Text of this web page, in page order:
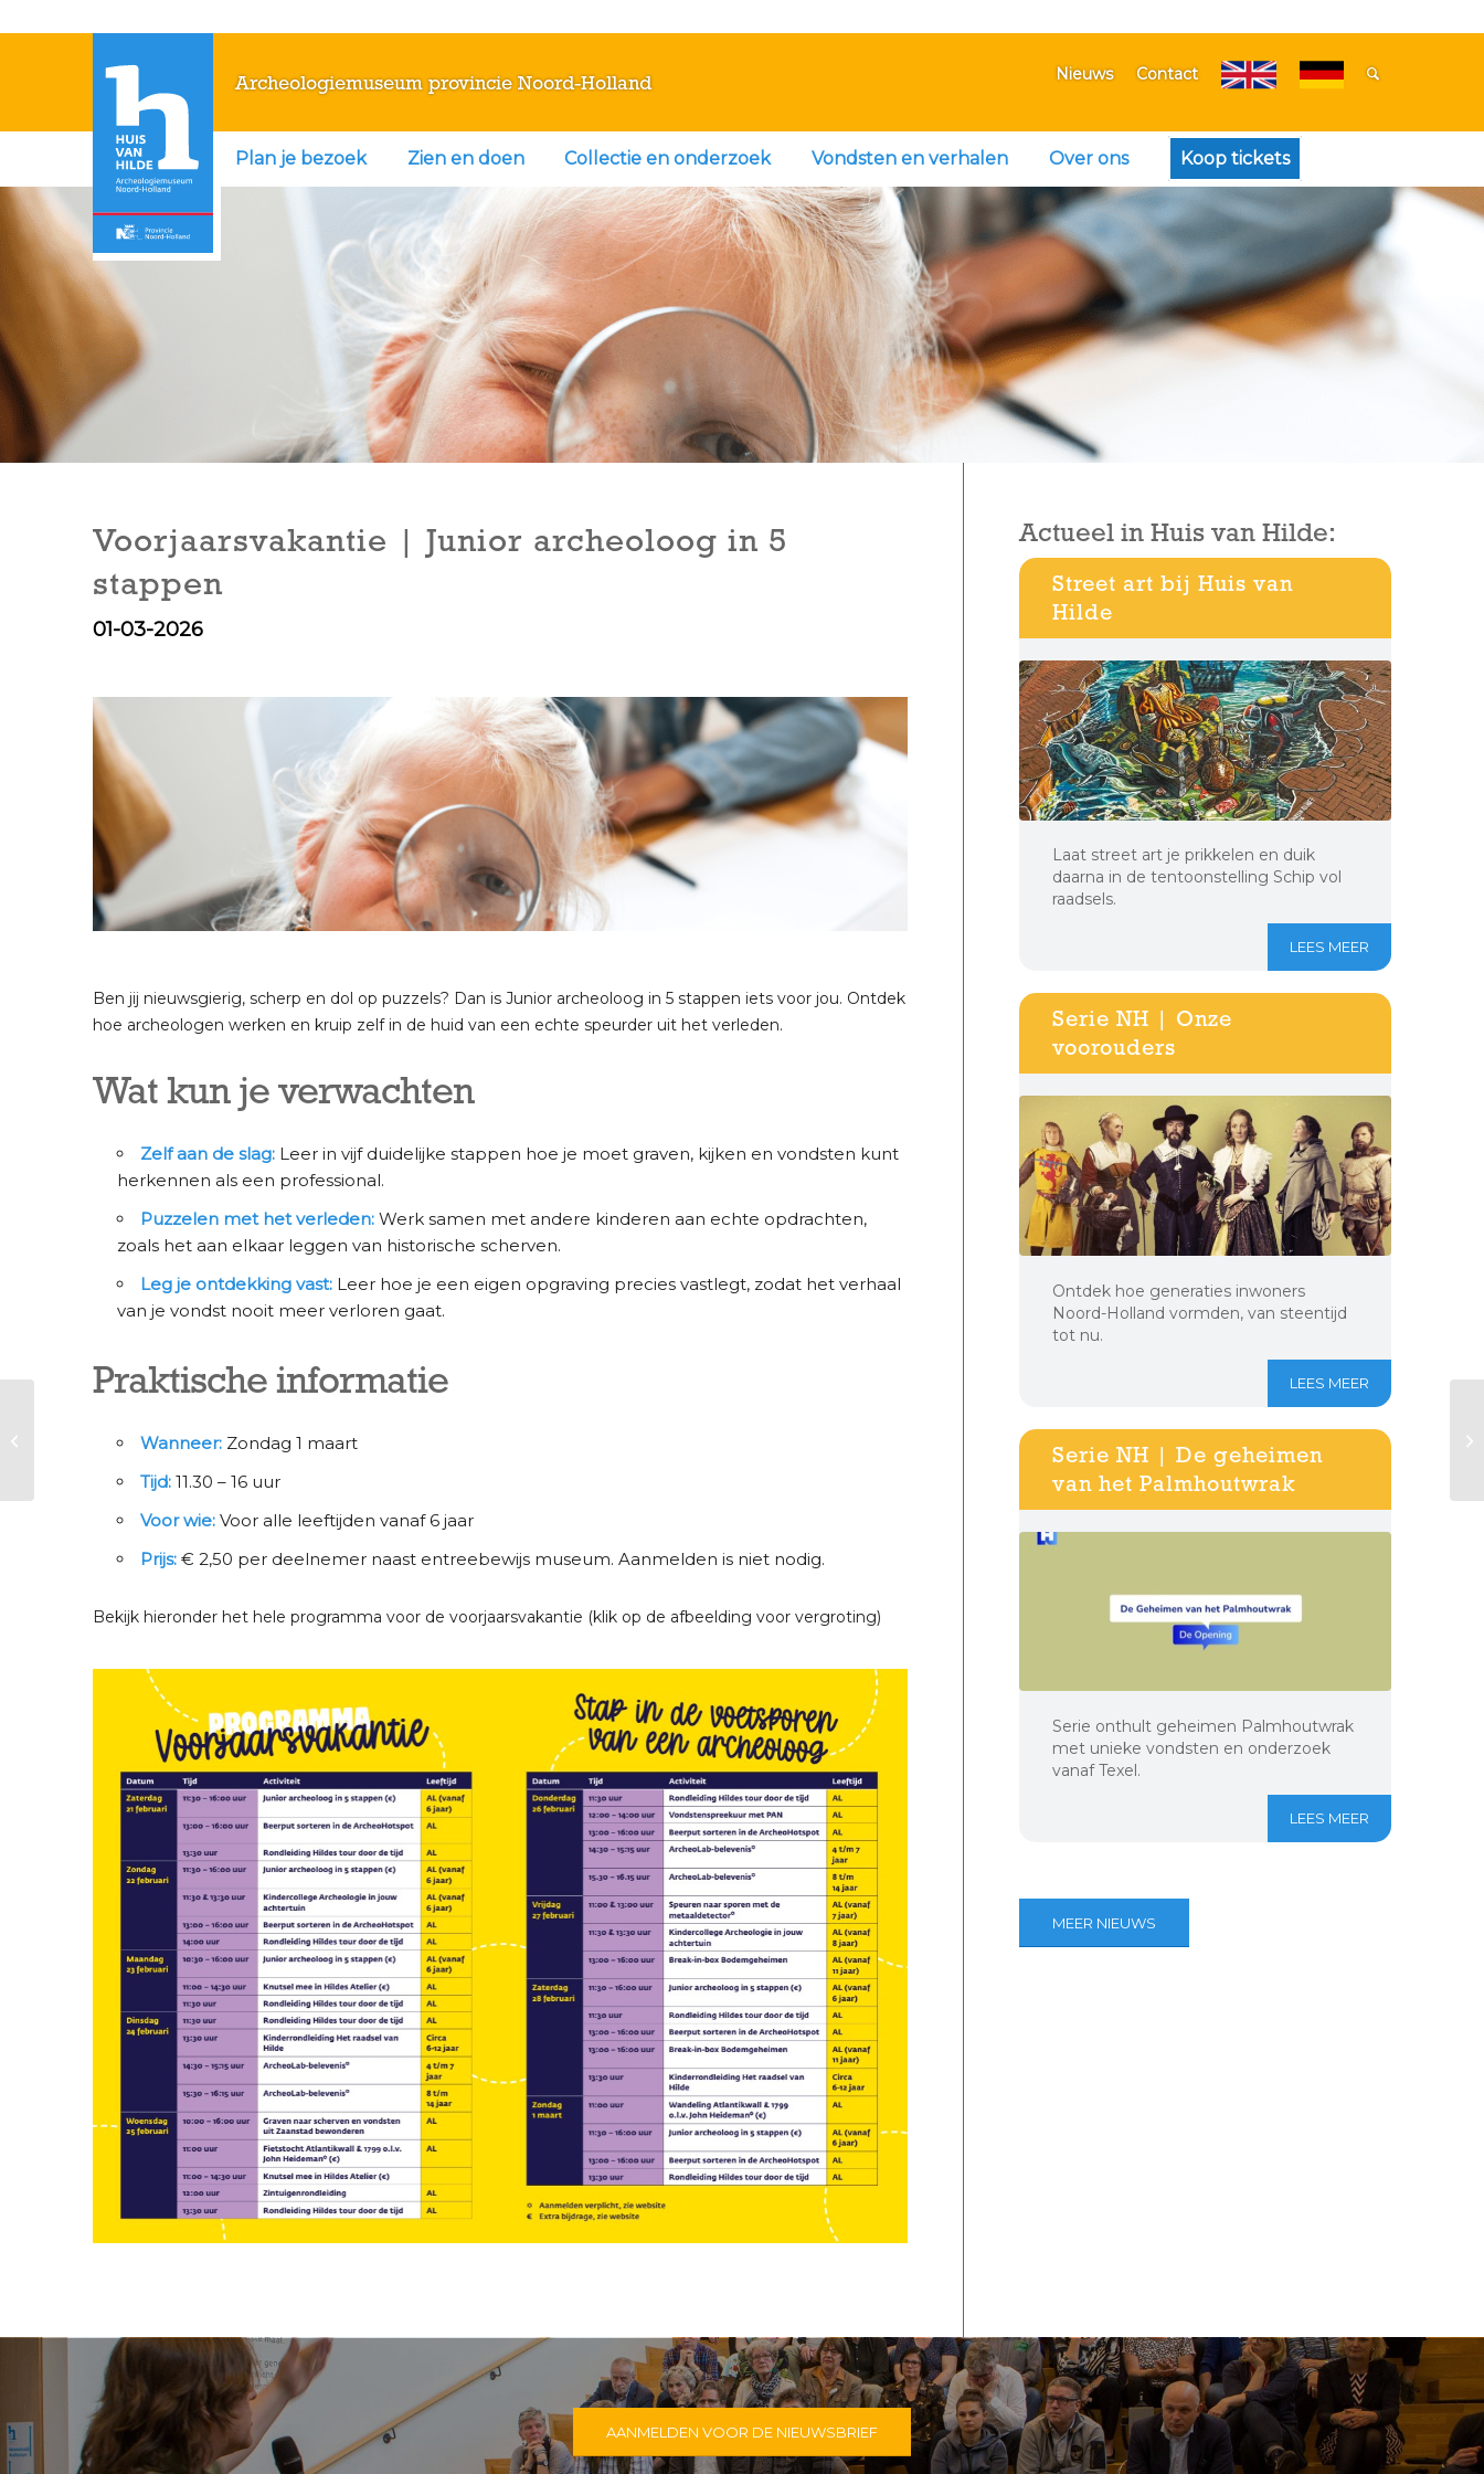
Archeologiemuseum provincie Noord-Holland Nieuws Contact
Plan je bezoek Zien en doen Collectie en onderzoek Vondsten en verhalen Over ons Koop tickets
Voorjaarsvakantie | Junior archeoloog in 5
stappen
01-03-2026
Ben jij nieuwsgierig, scherp en dol op puzzels? Dan is Junior archeoloog in 5 stappen iets voor jou. Ontdek
hoe archeologen werken en kruip zelf in de huid van een echte speurder uit het verleden.
Wat kun je verwachten
Zelf aan de slag:Leer in vijf duidelijke stappen hoe je moet graven, kijken en vondsten kunt
herkennen als een professional.
Puzzelen met het verleden:Werk samen met andere kinderen aan echte opdrachten,
zoals het aan elkaar leggen van historische scherven.
Leg je ontdekking vast:Leer hoe je een eigen opgraving precies vastlegt, zodat het verhaal
van je vondst nooit meer verloren gaat.
Praktische informatie
Wanneer:Zondag 1 maart
Tijd:11.30 – 16 uur
Voor wie:Voor alle leeftijden vanaf 6 jaar
Prijs:€ 2,50 per deelnemer naast entreebewijs museum. Aanmelden is niet nodig.
Bekijk hieronder het hele programma voor de voorjaarsvakantie (klik op de afbeelding voor vergroting)
Actueel in Huis van Hilde:
Street art bij Huis van
Hilde
Laat street art je prikkelen en duik
daarna in de tentoonstelling Schip vol
raadsels.
LEES MEER
Serie NH | Onze
voorouders
Ontdek hoe generaties inwoners
Noord-Holland vormden, van steentijd
tot nu.
LEES MEER
Serie NH | De geheimen
van het Palmhoutwrak
Serie onthult geheimen Palmhoutwrak
met unieke vondsten en onderzoek
vanaf Texel.
LEES MEER
MEER NIEUWS
AANMELDEN VOOR DE NIEUWSBRIEF
Atlantikwall en 1799
met John Heidem...